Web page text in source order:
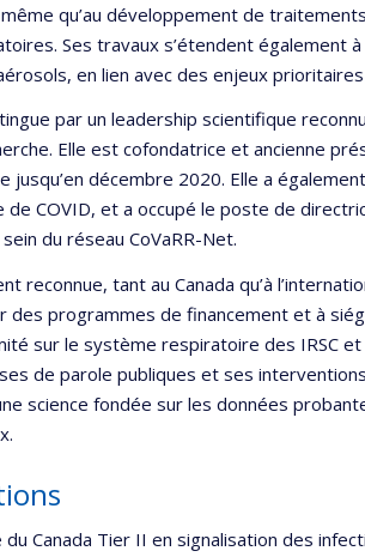
qu’au développement de
Ses travaux s’étendent également
en lien avec des enjeux
par un leadership scientifique
Elle est cofondatrice et ancienne
jusqu’en décembre 2020. Elle a
de COVID, et a occupé le poste de
du réseau CoVaRR-Net.
reconnue, tant au Canada qu’à
des programmes de financement et à
sur le système respiratoire des IRSC
de parole publiques et ses
science fondée sur les données
du Canada Tier II en signalisation des